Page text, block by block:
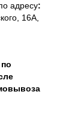
адресу:
16А,